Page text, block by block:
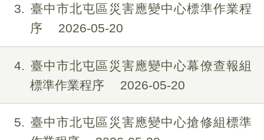
3
臺中市北屯區災害應變中心標準作業程
序
2026-05-20
4
臺中市北屯區災害應變中心幕僚查報組
標準作業程序
2026-05-20
5
臺中市北屯區災害應變中心搶修組標準